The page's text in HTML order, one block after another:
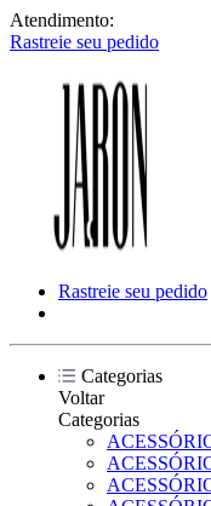
Atendimento:
Rastreie seu pedido
Rastreie seu pedido
Categorias
Voltar
Categorias